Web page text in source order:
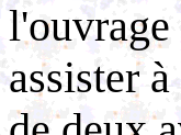
l'ouvrage
assister